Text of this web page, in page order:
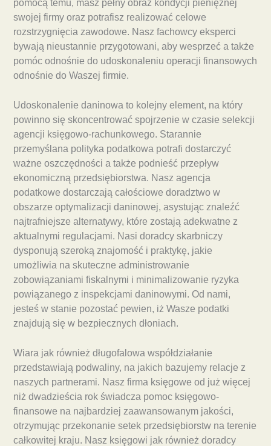
pomocą temu, masz pełny obraz kondycji pieniężnej
swojej firmy oraz potrafisz realizować celowe
rozstrzygnięcia zawodowe. Nasz fachowcy eksperci
bywają nieustannie przygotowani, aby wesprzeć a także
pomóc odnośnie do udoskonaleniu operacji finansowych
odnośnie do Waszej firmie.
Udoskonalenie daninowa to kolejny element, na który
powinno się skoncentrować spojrzenie w czasie selekcji
agencji księgowo-rachunkowego. Starannie
przemyślana polityka podatkowa potrafi dostarczyć
ważne oszczędności a także podnieść przepływ
ekonomiczną przedsiębiorstwa. Nasz agencja
podatkowe dostarczają całościowe doradztwo w
obszarze optymalizacji daninowej, asystując znaleźć
najtrafniejsze alternatywy, które zostają adekwatne z
aktualnymi regulacjami. Nasi doradcy skarbniczy
dysponują szeroką znajomość i praktykę, jakie
umożliwia na skuteczne administrowanie
zobowiązaniami fiskalnymi i minimalizowanie ryzyka
powiązanego z inspekcjami daninowymi. Od nami,
jesteś w stanie pozostać pewien, iż Wasze podatki
znajdują się w bezpiecznych dłoniach.
Wiara jak również długofalowa współdziałanie
przedstawiają podwaliny, na jakich bazujemy relacje z
naszych partnerami. Nasz firma księgowe od już więcej
niż dwadzieścia rok świadcza pomoc księgowo-
finansowe na najbardziej zaawansowanym jakości,
otrzymując przekonanie setek przedsiębiorstw na terenie
całkowitej kraju. Nasz księgowi jak również doradcy